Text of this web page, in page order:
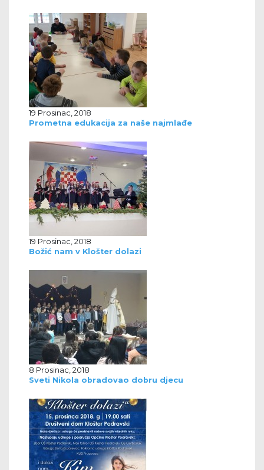
19 Prosinac, 2018
Prometna edukacija za naše najmlađe
19 Prosinac, 2018
Božić nam v Klošter dolazi
8 Prosinac, 2018
Sveti Nikola obradovao dobru djecu